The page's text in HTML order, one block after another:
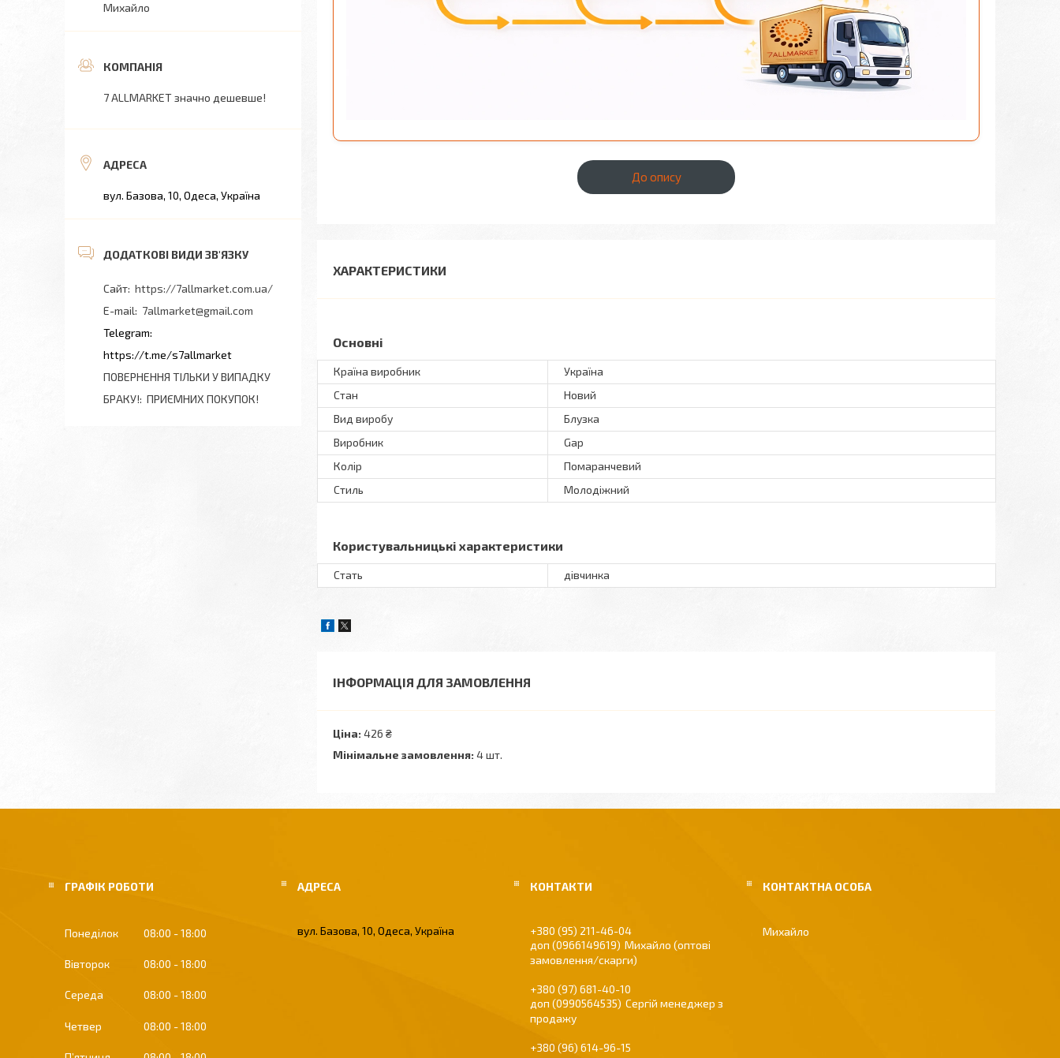
До опису
ХАРАКТЕРИСТИКИ
Основні
Країна виробник
Україна
Стан
Новий
Вид виробу
Блузка
Виробник
Gap
Колір
Помаранчевий
Стиль
Молодіжний
Користувальницькі характеристики
Стать дівчинка
ІНФОРМАЦІЯ ДЛЯ ЗАМОВЛЕННЯ
Ціна: 426 ₴
Мінімальне замовлення: 4 шт.
Михайло
7 ALLMARKET значно дешевше!
вул. Базова, 10, Одеса, Україна
https://7allmarket.com.ua/
7allmarket@gmail.com
https://t.me/s7allmarket
ПОВЕРНЕННЯ ТІЛЬКИ У ВИПАДКУ
БРАКУ! ПРИЄМНИХ ПОКУПОК!
ГРАФІК РОБОТИ
Понеділок 08:00 18:00
Вівторок 08:00 18:00
Середа 08:00 18:00
Четвер 08:00 18:00
вул. Базова, 10, Одеса, Україна
+380 (95) 211-46-04
0966149619
Михайло (оптові
замовлення/скарги)
+380 (97) 681-40-10
0990564535
Сергій менеджер з
продажу
+380 (96) 614-96-15
Михайло